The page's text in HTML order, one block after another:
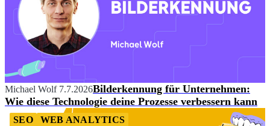
Michael Wolf 7.7.2026Bilderkennung für Unternehmen:
Wie diese Technologie deine Prozesse verbessern kann
SEO
WEB ANALYTICS